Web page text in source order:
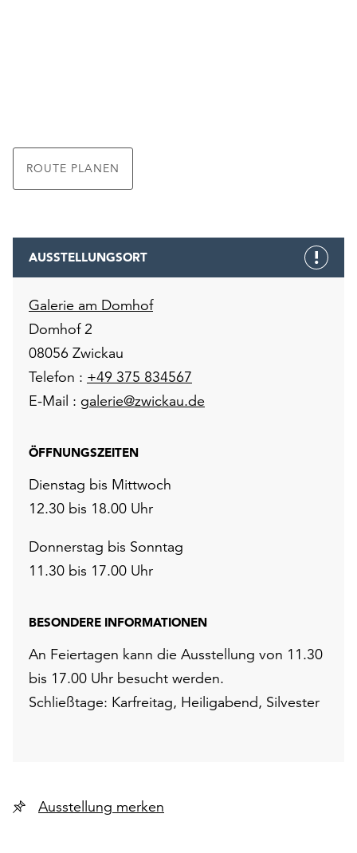
ROUTE PLANEN
AUSSTELLUNGSORT
Galerie am Domhof
Domhof 2
08056 Zwickau
Telefon : +49 375 834567
E-Mail : galerie@zwickau.de
ÖFFNUNGSZEITEN
Dienstag bis Mittwoch
12.30 bis 18.00 Uhr
Donnerstag bis Sonntag
11.30 bis 17.00 Uhr
BESONDERE INFORMATIONEN
An Feiertagen kann die Ausstellung von 11.30
bis 17.00 Uhr besucht werden.
Schließtage: Karfreitag, Heiligabend, Silvester
Ausstellung merken